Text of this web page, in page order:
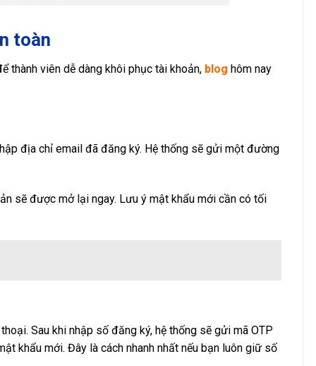
toàn
thành viên dễ dàng khôi phục tài khoản, blog hôm nay
địa chỉ email đã đăng ký. Hệ thống sẽ gửi một đường
sẽ được mở lại ngay. Lưu ý mật khẩu mới cần có tối
Sau khi nhập số đăng ký, hệ thống sẽ gửi mã OTP
khẩu mới. Đây là cách nhanh nhất nếu bạn luôn giữ số